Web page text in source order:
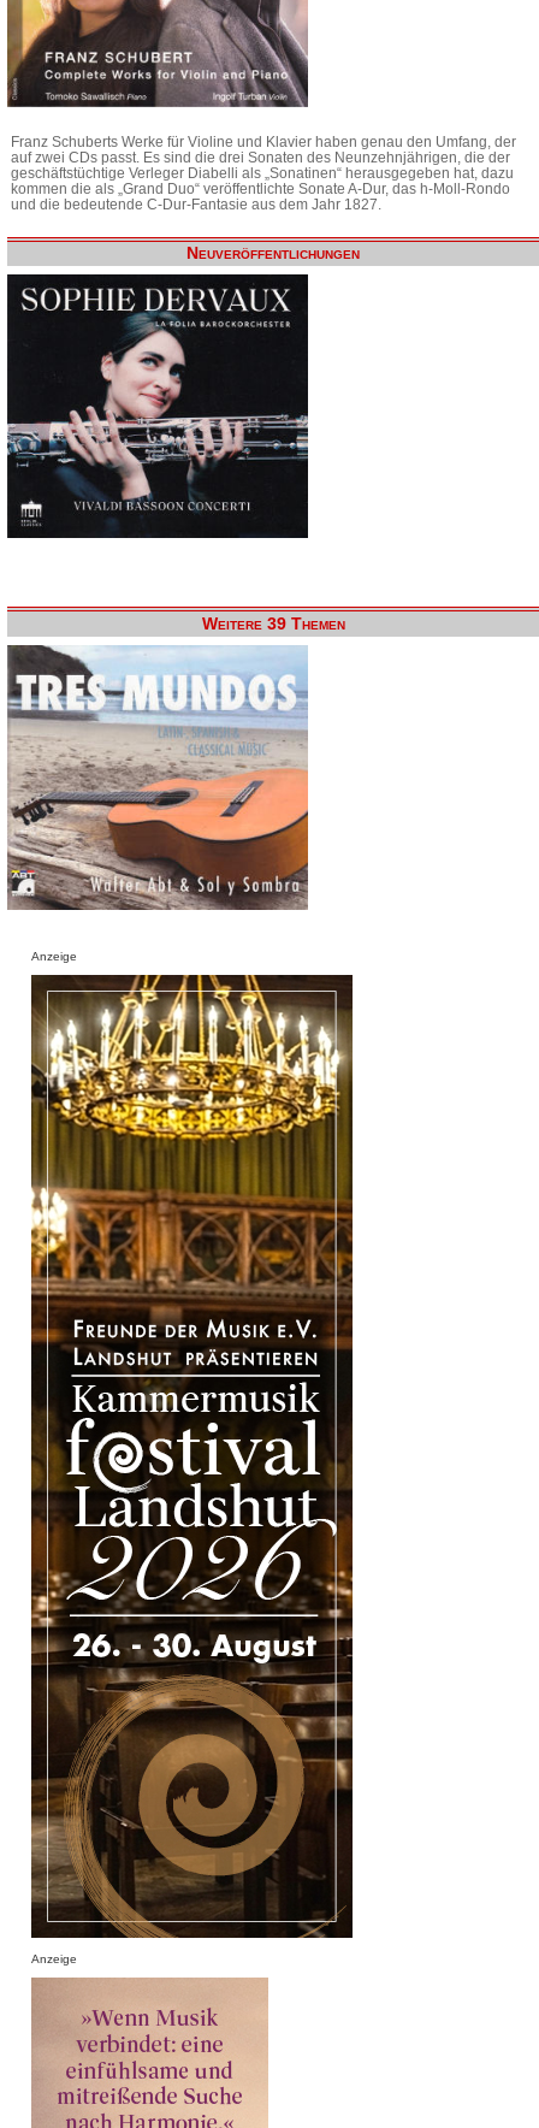
Franz Schuberts Werke für Violine und Klavier haben genau den Umfang, der
auf zwei CDs passt. Es sind die drei Sonaten des Neunzehnjährigen, die der
geschäftstüchtige Verleger Diabelli als „Sonatinen“ herausgegeben hat, dazu
kommen die als „Grand Duo“ veröffentlichte Sonate A-Dur, das h-Moll-Rondo
und die bedeutende C-Dur-Fantasie aus dem Jahr 1827.
Neuveröffentlichungen
Weitere 39 Themen
Anzeige
Anzeige